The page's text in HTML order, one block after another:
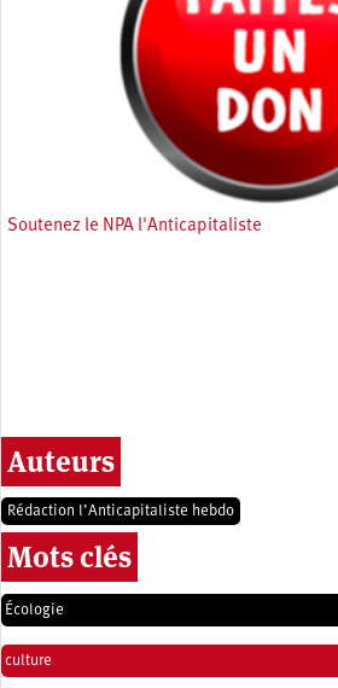
Soutenez le NPA l'Anticapitaliste
Auteurs
Rédaction l’Anticapitaliste hebdo
Mots clés
Écologie
culture